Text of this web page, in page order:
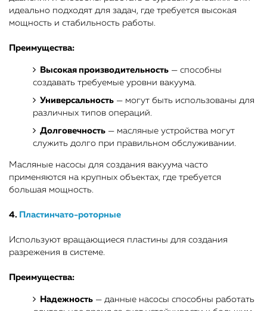
идеально подходят для задач, где требуется высокая
мощность и стабильность работы.
Преимущества:
Высокая производительность — способны
создавать требуемые уровни вакуума.
Универсальность — могут быть использованы для
различных типов операций.
Долговечность — масляные устройства могут
служить долго при правильном обслуживании.
Масляные насосы для создания вакуума часто
применяются на крупных объектах, где требуется
большая мощность.
4. Пластинчато-роторные
Используют вращающиеся пластины для создания
разрежения в системе.
Преимущества:
Надежность — данные насосы способны работать